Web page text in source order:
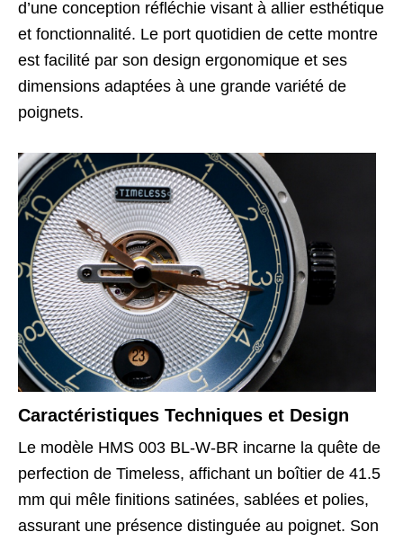
d’une conception réfléchie visant à allier esthétique
et fonctionnalité. Le port quotidien de cette montre
est facilité par son design ergonomique et ses
dimensions adaptées à une grande variété de
poignets.
Caractéristiques Techniques et Design
Le modèle HMS 003 BL-W-BR incarne la quête de
perfection de Timeless, affichant un boîtier de 41.5
mm qui mêle finitions satinées, sablées et polies,
assurant une présence distinguée au poignet. Son